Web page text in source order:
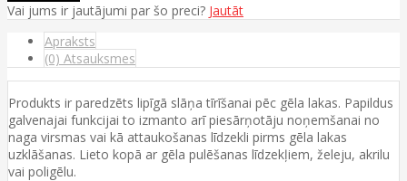
Vai jums ir jautājumi par šo preci? Jautāt
Apraksts
(0) Atsauksmes
Produkts ir paredzēts lipīgā slāņa tīrīšanai pēc gēla lakas. Papildus
galvenajai funkcijai to izmanto arī piesārņotāju noņemšanai no
naga virsmas vai kā attaukošanas līdzekli pirms gēla lakas
uzklāšanas. Lieto kopā ar gēla pulēšanas līdzekļiem, želeju, akrilu
vai poligēlu.